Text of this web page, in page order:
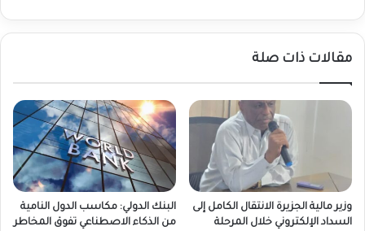
المياه
مقالات ذات صلة
وزير مالية الجزيرة الانتقال الكامل إلى
السداد الإلكتروني خلال المرحلة
البنك الدولي: مكاسب الدول النامية
من الذكاء الاصطناعي تفوق المخاطر